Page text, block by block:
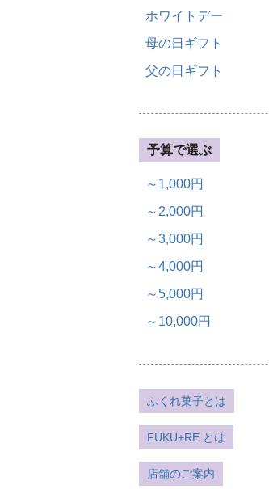
ホワイトデー
母の日ギフト
父の日ギフト
予算で選ぶ
～1,000円
～2,000円
～3,000円
～4,000円
～5,000円
～10,000円
ふくれ菓子とは
FUKU+RE とは
店舗のご案内